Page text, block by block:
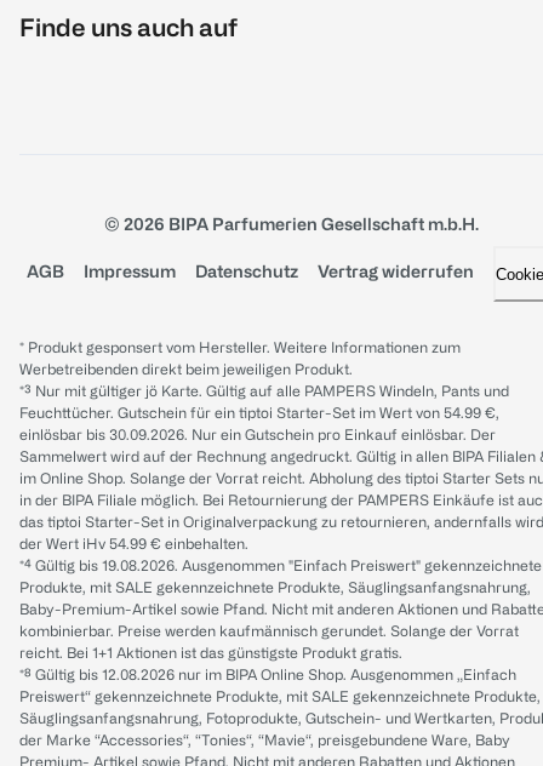
Finde uns auch auf
© 2026 BIPA Parfumerien Gesellschaft m.b.H.
AGB Impressum Datenschutz Vertrag widerrufen
* Produkt gesponsert vom Hersteller. Weitere Informationen zum
Werbetreibenden direkt beim jeweiligen Produkt.
*³ Nur mit gültiger jö Karte. Gültig auf alle PAMPERS Windeln, Pants und
Feuchttücher. Gutschein für ein tiptoi Starter-Set im Wert von 54.99 €,
einlösbar bis 30.09.2026. Nur ein Gutschein pro Einkauf einlösbar. Der
Sammelwert wird auf der Rechnung angedruckt. Gültig in allen BIPA Filialen
im Online Shop. Solange der Vorrat reicht. Abholung des tiptoi Starter Sets
in der BIPA Filiale möglich. Bei Retournierung der PAMPERS Einkäufe ist
das tiptoi Starter-Set in Originalverpackung zu retournieren, andernfalls wird
der Wert iHv 54.99 € einbehalten.
*⁴ Gültig bis 19.08.2026. Ausgenommen "Einfach Preiswert" gekennzeichnete
Produkte, mit SALE gekennzeichnete Produkte, Säuglingsanfangsnahrung,
Baby-Premium-Artikel sowie Pfand. Nicht mit anderen Aktionen und
kombinierbar. Preise werden kaufmännisch gerundet. Solange der Vorrat
reicht. Bei 1+1 Aktionen ist das günstigste Produkt gratis.
*⁸ Gültig bis 12.08.2026 nur im BIPA Online Shop. Ausgenommen „Einfach
Preiswert“ gekennzeichnete Produkte, mit SALE gekennzeichnete Produkte,
Säuglingsanfangsnahrung, Fotoprodukte, Gutschein- und Wertkarten,
der Marke “Accessories“, “Tonies“, “Mavie“, preisgebundene Ware, Baby
Premium- Artikel sowie Pfand. Nicht mit anderen Rabatten und Aktionen